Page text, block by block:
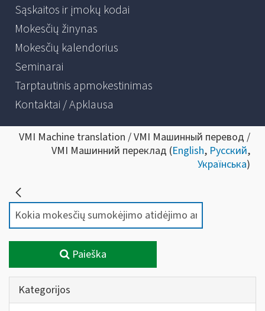
Sąskaitos ir įmokų kodai
Mokesčių žinynas
Mokesčių kalendorius
Seminarai
Tarptautinis apmokestinimas
Kontaktai / Apklausa
VMI Machine translation / VMI Машинный перевод /
VMI Машинний переклад (English, Русский,
Українська)
Paieška
Kategorijos